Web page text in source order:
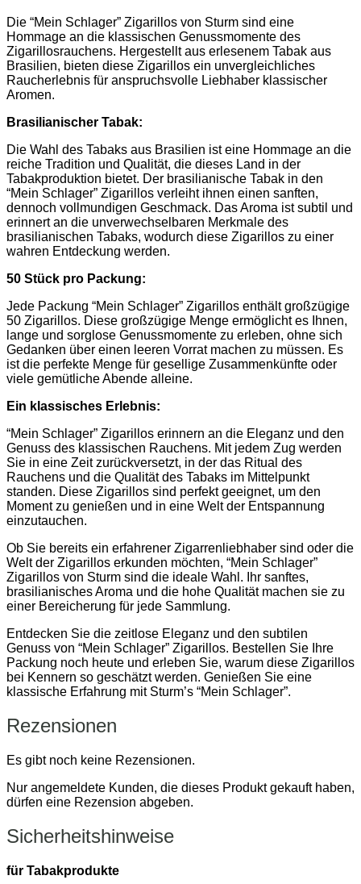
Die “Mein Schlager” Zigarillos von Sturm sind eine
Hommage an die klassischen Genussmomente des
Zigarillosrauchens. Hergestellt aus erlesenem Tabak aus
Brasilien, bieten diese Zigarillos ein unvergleichliches
Raucherlebnis für anspruchsvolle Liebhaber klassischer
Aromen.
Brasilianischer Tabak:
Die Wahl des Tabaks aus Brasilien ist eine Hommage an die
reiche Tradition und Qualität, die dieses Land in der
Tabakproduktion bietet. Der brasilianische Tabak in den
“Mein Schlager” Zigarillos verleiht ihnen einen sanften,
dennoch vollmundigen Geschmack. Das Aroma ist subtil und
erinnert an die unverwechselbaren Merkmale des
brasilianischen Tabaks, wodurch diese Zigarillos zu einer
wahren Entdeckung werden.
50 Stück pro Packung:
Jede Packung “Mein Schlager” Zigarillos enthält großzügige
50 Zigarillos. Diese großzügige Menge ermöglicht es Ihnen,
lange und sorglose Genussmomente zu erleben, ohne sich
Gedanken über einen leeren Vorrat machen zu müssen. Es
ist die perfekte Menge für gesellige Zusammenkünfte oder
viele gemütliche Abende alleine.
Ein klassisches Erlebnis:
“Mein Schlager” Zigarillos erinnern an die Eleganz und den
Genuss des klassischen Rauchens. Mit jedem Zug werden
Sie in eine Zeit zurückversetzt, in der das Ritual des
Rauchens und die Qualität des Tabaks im Mittelpunkt
standen. Diese Zigarillos sind perfekt geeignet, um den
Moment zu genießen und in eine Welt der Entspannung
einzutauchen.
Ob Sie bereits ein erfahrener Zigarrenliebhaber sind oder die
Welt der Zigarillos erkunden möchten, “Mein Schlager”
Zigarillos von Sturm sind die ideale Wahl. Ihr sanftes,
brasilianisches Aroma und die hohe Qualität machen sie zu
einer Bereicherung für jede Sammlung.
Entdecken Sie die zeitlose Eleganz und den subtilen
Genuss von “Mein Schlager” Zigarillos. Bestellen Sie Ihre
Packung noch heute und erleben Sie, warum diese Zigarillos
bei Kennern so geschätzt werden. Genießen Sie eine
klassische Erfahrung mit Sturm’s “Mein Schlager”.
Rezensionen
Es gibt noch keine Rezensionen.
Nur angemeldete Kunden, die dieses Produkt gekauft haben,
dürfen eine Rezension abgeben.
Sicherheitshinweise
für Tabakprodukte